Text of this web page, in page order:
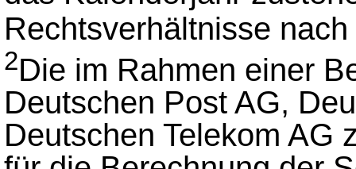
Rechtsverhältnisse nach
2Die im Rahmen einer
Deutschen Post AG,
Deutschen Telekom AG